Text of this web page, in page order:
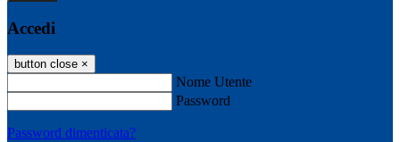
Accedi
button close ×
Nome Utente
Password
Password dimenticata?